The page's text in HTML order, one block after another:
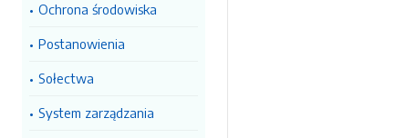
Ochrona środowiska
Postanowienia
Sołectwa
System zarządzania